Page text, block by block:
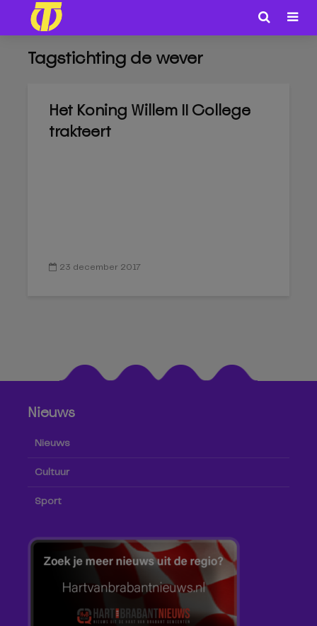
Tagstichting de wever
Het Koning Willem II College
trakteert
23 december 2017
Nieuws
Nieuws
Cultuur
Sport